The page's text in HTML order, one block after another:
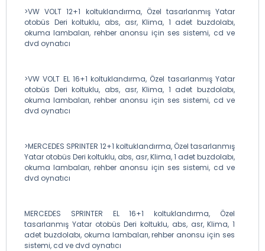
>VW VOLT 12+1 koltuklandırma, Özel tasarlanmış Yatar
otobüs Deri koltuklu, abs, asr, Klima, 1 adet buzdolabı,
okuma lambaları, rehber anonsu için ses sistemi, cd ve
dvd oynatıcı
>VW VOLT EL 16+1 koltuklandırma, Özel tasarlanmış Yatar
otobüs Deri koltuklu, abs, asr, Klima, 1 adet buzdolabı,
okuma lambaları, rehber anonsu için ses sistemi, cd ve
dvd oynatıcı
>MERCEDES SPRINTER 12+1 koltuklandırma, Özel tasarlanmış
Yatar otobüs Deri koltuklu, abs, asr, Klima, 1 adet buzdolabı,
okuma lambaları, rehber anonsu için ses sistemi, cd ve
dvd oynatıcı
MERCEDES SPRINTER EL 16+1 koltuklandırma, Özel
tasarlanmış Yatar otobüs Deri koltuklu, abs, asr, Klima, 1
adet buzdolabı, okuma lambaları, rehber anonsu için ses
sistemi, cd ve dvd oynatıcı